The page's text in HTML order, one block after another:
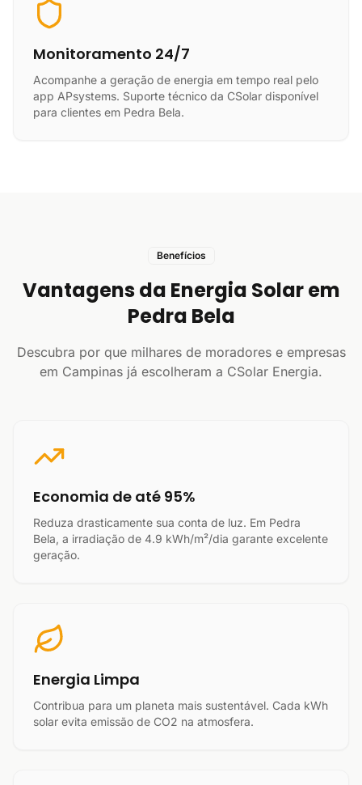
Monitoramento 24/7
Acompanhe a geração de energia em tempo real pelo
app APsystems. Suporte técnico da CSolar disponível
para clientes em Pedra Bela.
Benefícios
Vantagens da Energia Solar em
Pedra Bela
Descubra por que milhares de moradores e empresas
em Campinas já escolheram a CSolar Energia.
Economia de até 95%
Reduza drasticamente sua conta de luz. Em Pedra
Bela, a irradiação de 4.9 kWh/m²/dia garante excelente
geração.
Energia Limpa
Contribua para um planeta mais sustentável. Cada kWh
solar evita emissão de CO2 na atmosfera.